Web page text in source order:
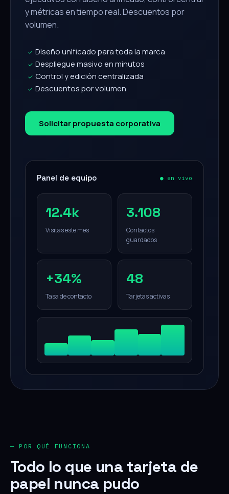
y métricas en tiempo real. Descuentos por
volumen.
✓ Diseño unificado para toda la marca
✓ Despliegue masivo en minutos
✓ Control y edición centralizada
✓ Descuentos por volumen
Solicitar propuesta corporativa
Panel de equipo ● en vivo
12.4k
Visitas este mes
3.108
Contactos
guardados
+34%
Tasa de contacto
48
Tarjetas activas
— POR QUÉ FUNCIONA
Todo lo que una tarjeta de
papel nunca pudo